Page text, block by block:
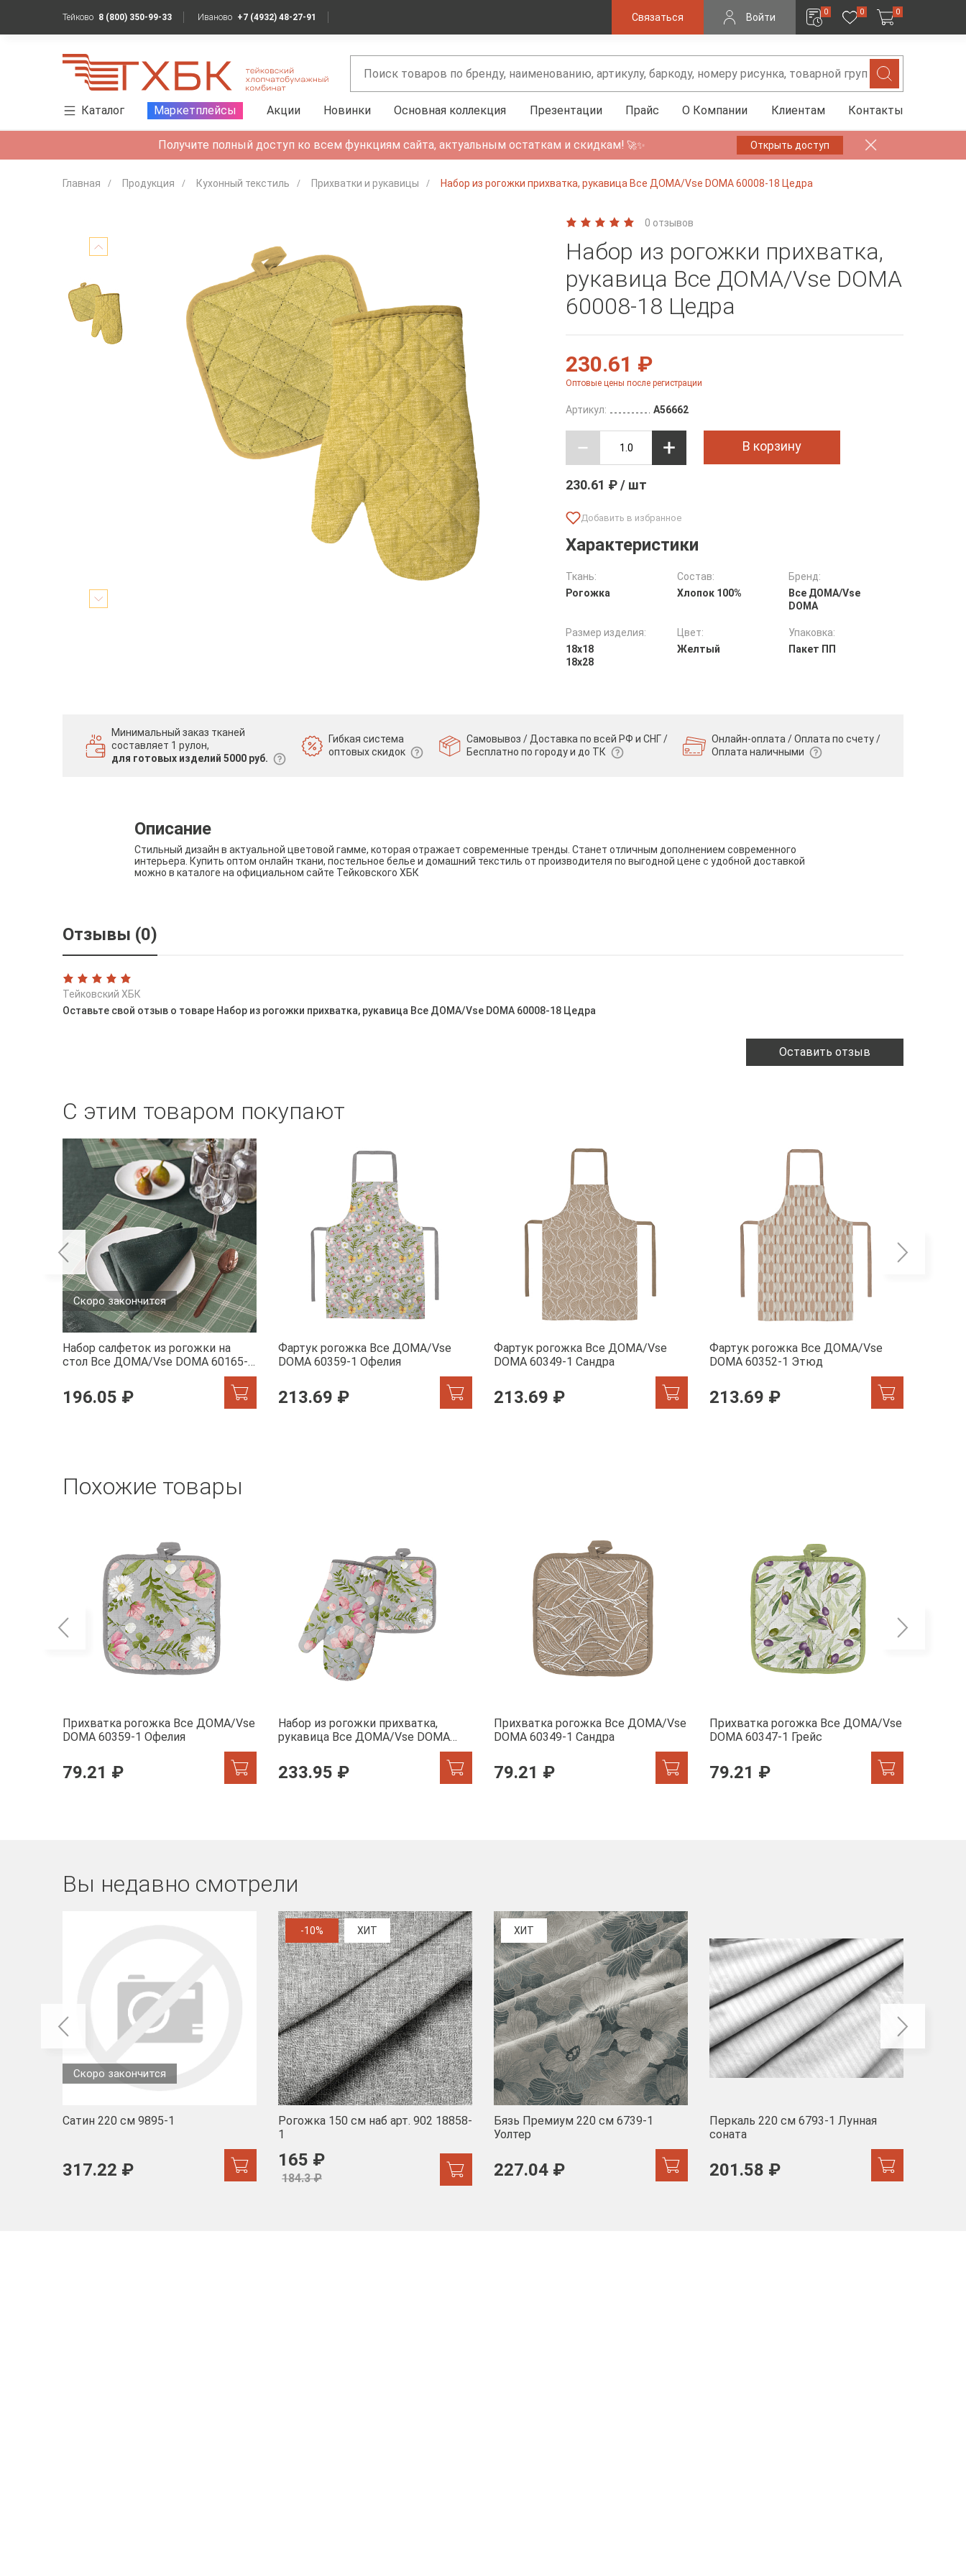
Тейково 8 (800) 350-99-33 Иваново +7 (4932) 48-27-91 Связаться Войти 0 0 0
Каталог Маркетплейсы Акции Новинки Основная коллекция Презентации Прайс О Компании Клиентам Контакты
Получите полный доступ ко всем функциям сайта, актуальным остаткам и скидкам! 🚀✨ Открыть доступ
Главная Продукция Кухонный текстиль Прихватки и рукавицы Набор из рогожки прихватка, рукавица Все ДОМА/Vse DOMA 60008-18 Цедра
0 отзывов
Набор из рогожки прихватка,
рукавица Все ДОМА/Vse DOMA
60008-18 Цедра
230.61 ₽
Оптовые цены после регистрации
Артикул: A56662
В корзину
230.61 ₽ / шт
Характеристики
Ткань:
Рогожка
Состав:
Хлопок 100%
Бренд:
Все ДOMA/Vse
DOMA
Размер изделия:
18х18
18х28
Цвет:
Желтый
Упаковка:
Пакет ПП
Минимальный заказ тканей
составляет 1 рулон,
для готовых изделий 5000 руб.
Гибкая система
оптовых скидок
Самовывоз / Доставка по всей РФ и СНГ /
Бесплатно по городу и до ТК
Онлайн-оплата / Оплата по счету /
Оплата наличными
Описание
Стильный дизайн в актуальной цветовой гамме, которая отражает современные тренды. Станет отличным дополнением современного
интерьера. Купить оптом онлайн ткани, постельное белье и домашний текстиль от производителя по выгодной цене с удобной доставкой
можно в каталоге на официальном сайте Тейковского ХБК
Отзывы (0)
Тейковский ХБК
Оставьте свой отзыв о товаре Набор из рогожки прихватка, рукавица Все ДОМА/Vse DOMA 60008-18 Цедра
Оставить отзыв
С этим товаром покупают
Скоро закончится
Набор салфеток из рогожки на
стол Все ДОМА/Vse DOMA 60165-1
196.05 ₽
Фартук рогожка Все ДОМА/Vse
DOMA 60359-1 Офелия
213.69 ₽
Фартук рогожка Все ДОМА/Vse
DOMA 60349-1 Сандра
213.69 ₽
Фартук рогожка Все ДОМА/Vse
DOMA 60352-1 Этюд
213.69 ₽
Похожие товары
Прихватка рогожка Все ДОМА/Vse
DOMA 60359-1 Офелия
79.21 ₽
Набор из рогожки прихватка,
рукавица Все ДОМА/Vse DOMA
233.95 ₽
Прихватка рогожка Все ДОМА/Vse
DOMA 60349-1 Сандра
79.21 ₽
Прихватка рогожка Все ДОМА/Vse
DOMA 60347-1 Грейс
79.21 ₽
Вы недавно смотрели
Скоро закончится
Сатин 220 см 9895-1
317.22 ₽
-10% ХИТ
Рогожка 150 см наб арт. 902 18858-
1
165 ₽
184.3 ₽
ХИТ
Бязь Премиум 220 см 6739-1
Уолтер
227.04 ₽
Перкаль 220 см 6793-1 Лунная
соната
201.58 ₽